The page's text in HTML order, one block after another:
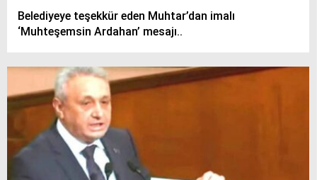
Belediyeye teşekkür eden Muhtar’dan imalı
‘Muhteşemsin Ardahan’ mesajı..